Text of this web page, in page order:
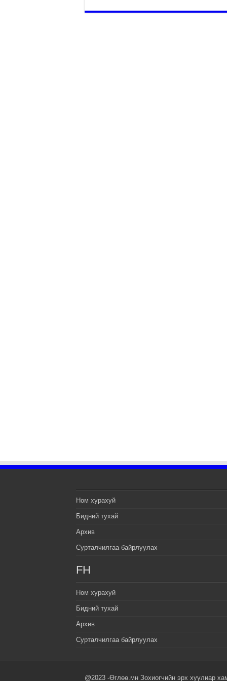
Ном хурахуй
Бидний тухай
Архив
Сурталчилгаа байрлуулах
FH
Ном хурахуй
Бидний тухай
Архив
Сурталчилгаа байрлуулах
@2023 -Өглөө.мн Зохиогчийн эрх хуулиар